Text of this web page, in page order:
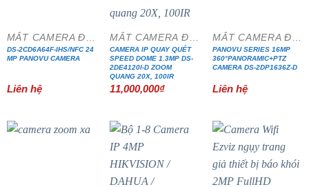
MẮT CAMERA ĐẶC CHỦNG
DS-2CD6A64F-IHS/NFC 24
MP PANOVU CAMERA
Liên hệ
MẮT CAMERA ĐẶC CHỦNG
CAMERA IP QUAY QUÉT
SPEED DOME 1.3MP DS-
2DE4120I-D ZOOM
QUANG 20X, 100IR
11,000,000₫
MẮT CAMERA ĐẶC CHỦNG
PANOVU SERIES 16MP
360°PANORAMIC+PTZ
CAMERA DS-2DP1636Z-D
Liên hệ